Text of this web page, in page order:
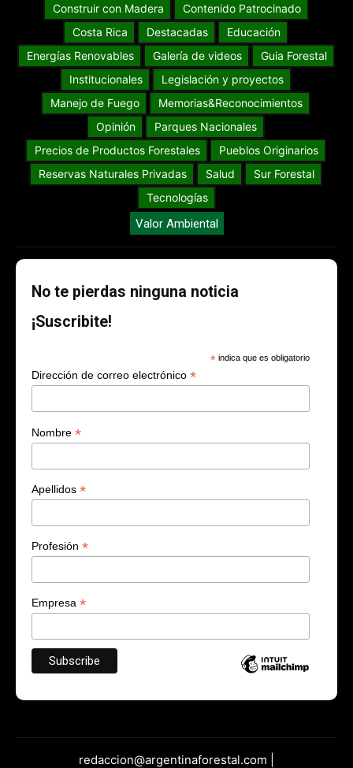
Construir con Madera
Contenido Patrocinado
Costa Rica
Destacadas
Educación
Energías Renovables
Galería de videos
Guia Forestal
Institucionales
Legislación y proyectos
Manejo de Fuego
Memorias&Reconocimientos
Opinión
Parques Nacionales
Precios de Productos Forestales
Pueblos Originarios
Reservas Naturales Privadas
Salud
Sur Forestal
Tecnologías
Valor Ambiental
No te pierdas ninguna noticia
¡Suscribite!
* indica que es obligatorio
Dirección de correo electrónico *
Nombre *
Apellidos *
Profesión *
Empresa *
redaccion@argentinaforestal.com |